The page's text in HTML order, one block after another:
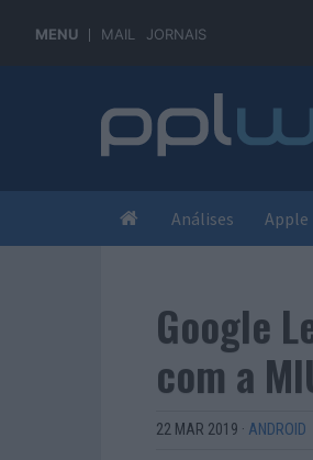
MENU MAIL JORNAIS
Análises Apple
Google
com a
22 MAR 2019 · ANDROID